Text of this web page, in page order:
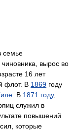
семье
чиновника, вырос во
16 лет
флот. В 1869 году
. В 1871 году,
служил в
повышений
которые